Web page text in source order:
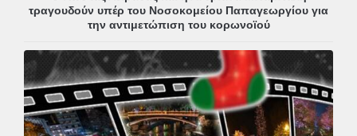
τραγουδούν υπέρ του Νοσοκομείου Παπαγεωργίου για
την αντιμετώπιση του κορωνοϊού